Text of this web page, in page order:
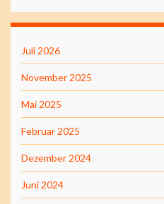
Juli 2026
November 2025
Mai 2025
Februar 2025
Dezember 2024
Juni 2024